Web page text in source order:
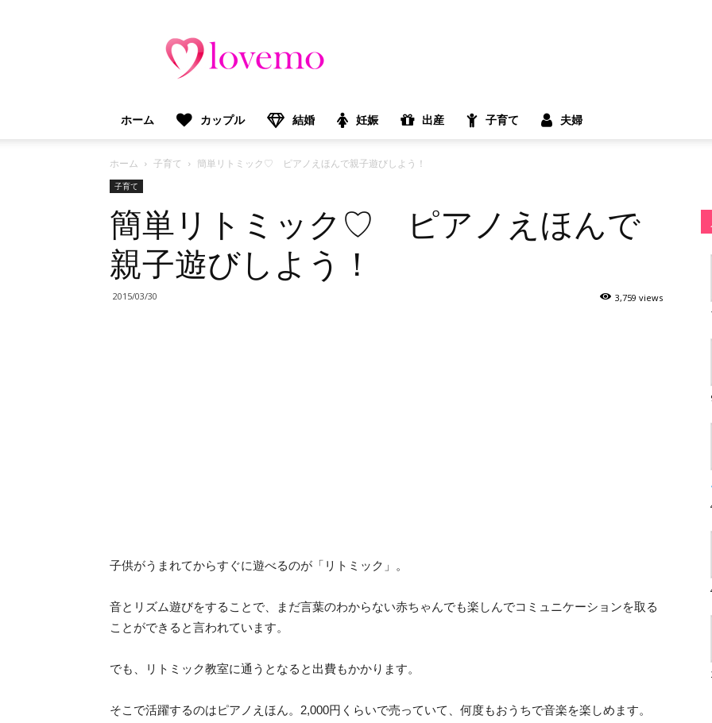
モ）：
プ
マ
け
情
報
メ
デ
ィ
ホーム カップル 結婚 妊娠 出産 子育て 夫婦
ホーム 子育て 簡単リトミック♡ ピアノえほんで親子遊びしよう！
子育て
簡単リトミック♡ ピアノえほんで
親子遊びしよう！
2015/03/30 3,759 views
子供がうまれてからすぐに遊べるのが「リトミック」。
音とリズム遊びをすることで、まだ言葉のわからない赤ちゃんでも楽しんでコミュニケーションを取る
ことができると言われています。
でも、リトミック教室に通うとなると出費もかかります。
そこで活躍するのはピアノえほん。2,000円くらいで売っていて、何度もおうちで音楽を楽しめます。